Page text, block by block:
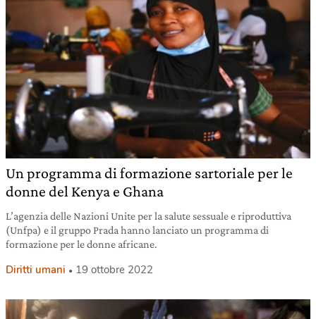
Un programma di formazione sartoriale per le
donne del Kenya e Ghana
L’agenzia delle Nazioni Unite per la salute sessuale e riproduttiva
(Unfpa) e il gruppo Prada hanno lanciato un programma di
formazione per le donne africane.
Diritti umani 19 ottobre 2022